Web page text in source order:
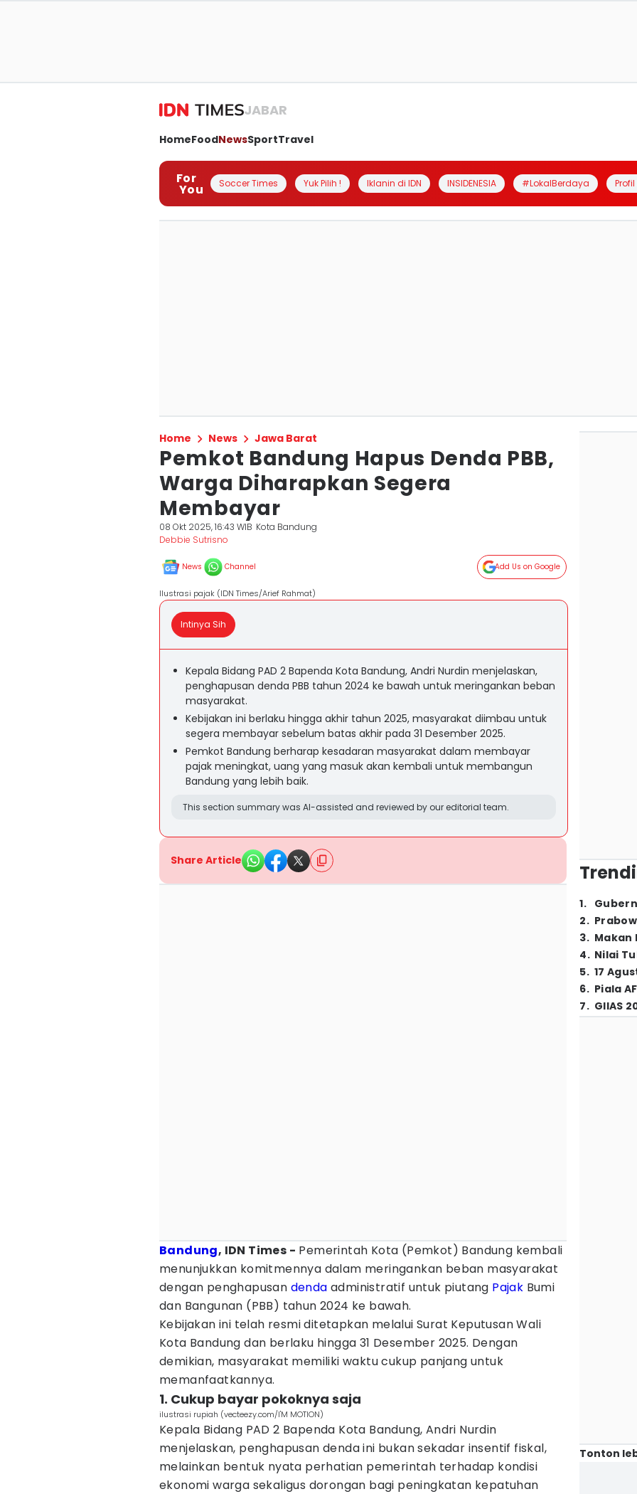
JABAR
HomeFoodNewsSportTravel
For
You Soccer Times Yuk Pilih ! Iklanin di IDN INSIDENESIA #LokalBerdaya
Home News Jawa Barat
Pemkot Bandung Hapus Denda PBB,
Warga Diharapkan Segera
Membayar
08 Okt 2025, 16:43 WIB Kota Bandung
Debbie Sutrisno
News Channel Add Us on Google
Ilustrasi pajak (IDN Times/Arief Rahmat)
Intinya Sih
Kepala Bidang PAD 2 Bapenda Kota Bandung, Andri Nurdin menjelaskan,
penghapusan denda PBB tahun 2024 ke bawah untuk meringankan beban
masyarakat.
Kebijakan ini berlaku hingga akhir tahun 2025, masyarakat diimbau untuk
segera membayar sebelum batas akhir pada 31 Desember 2025.
Pemkot Bandung berharap kesadaran masyarakat dalam membayar
pajak meningkat, uang yang masuk akan kembali untuk membangun
Bandung yang lebih baik.
This section summary was AI-assisted and reviewed by our editorial team.
Share Article
Bandung, IDN Times - Pemerintah Kota (Pemkot) Bandung kembali
menunjukkan komitmennya dalam meringankan beban masyarakat
dengan penghapusan denda administratif untuk piutang Pajak Bumi
dan Bangunan (PBB) tahun 2024 ke bawah.
Kebijakan ini telah resmi ditetapkan melalui Surat Keputusan Wali
Kota Bandung dan berlaku hingga 31 Desember 2025. Dengan
demikian, masyarakat memiliki waktu cukup panjang untuk
memanfaatkannya.
1. Cukup bayar pokoknya saja
ilustrasi rupiah (vecteezy.com/I'M MOTION)
Kepala Bidang PAD 2 Bapenda Kota Bandung, Andri Nurdin
menjelaskan, penghapusan denda ini bukan sekadar insentif fiskal,
melainkan bentuk nyata perhatian pemerintah terhadap kondisi
ekonomi warga sekaligus dorongan bagi peningkatan kepatuhan
1.
2.
3. Makan
4. Nilai
5. 17
6. Piala
7. GIIAS
Tonton